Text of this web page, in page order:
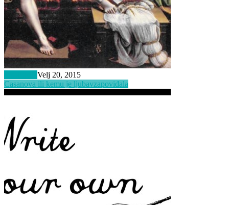
Velj 20, 2015
Casanova ili kemu je ljubavzapovidala